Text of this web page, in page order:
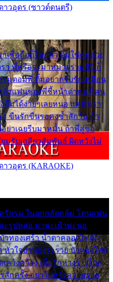
วอุดร (ซาวด์ดนตรี)
เชื่อถือก็ไม่กล้า ติ๋มใช่คนสวย
า พี่หรือจะมาหมายร่วมชีวี ก็
รุมตอมพี่ ติ๋มอยากรับรักเหมือน
ลัวแฟนของพี่ชี้หน้าด่าทอ ก็คน
มได้ง่ายๆเลยหนอ แค่ตัวเรา
ขืนรักขืนรอคงช้ำสักวัน ถ้า
อย่าเฉยรีบมาหมั้น ถ้าพี่สู่ขอ
มรับเกลียวสัมพันธ์ ผิดหวังไม่
วอุดร (KARAOKE)
ครักรุม ในอกกลัดกลุ้ม โดนแฟน
ะรูปหล่อ มาพะเน้าพะนอ
วทองเศร้า น้ำตาคลอเบ้า เฝ้า
วใจบัวทองระรวย บัวทองโศก
คว้งคว้าง เมื่อรักห่างร้างไกล
กครั้ง อย่าไปหวังความรวย